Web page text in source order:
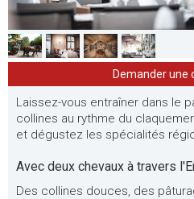
Demander une
Laissez-vous entraîner dans le
collines au rythme du
et dégustez les spécialités
Avec deux chevaux à travers
Des collines douces, des